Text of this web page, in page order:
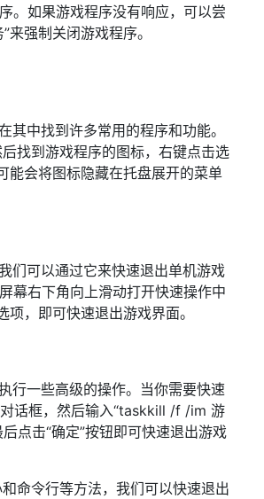
。如果游戏程序没有响应，可以尝
强制关闭游戏程序。
中找到许多常用的程序和功能。
找到游戏程序的图标，右键点击选
能会将图标隐藏在托盘展开的菜单
们可以通过它来快速退出单机游戏
幕右下角向上滑动打开快速操作中
，即可快速退出游戏界面。
行一些高级的操作。当你需要快速
话框，然后输入“taskkill /f /im 游
点击“确定”按钮即可快速退出游戏
命令行等方法，我们可以快速退出